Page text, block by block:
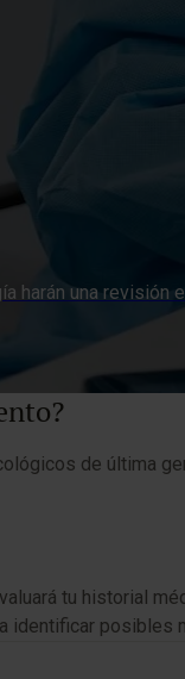
harán una
de última
tu historial
identificar posibles